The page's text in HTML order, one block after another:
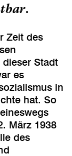
Zeit des
Stadt
es
in
hat. So
März 1938
des